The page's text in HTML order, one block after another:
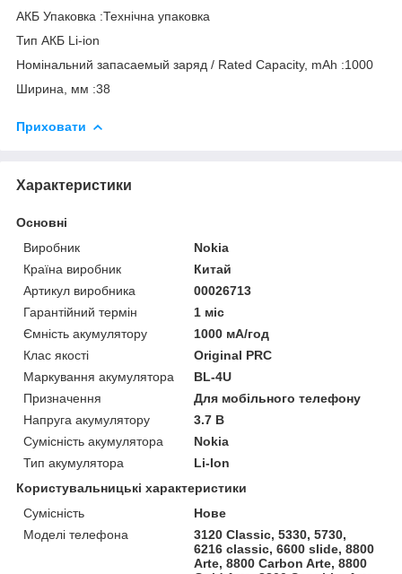
АКБ Упаковка :Технічна упаковка
Тип АКБ Li-ion
Номінальний запасаемый заряд / Rated Capacity, mAh :1000
Ширина, мм :38
Приховати
Характеристики
Основні
Виробник
Nokia
Країна виробник
Китай
Артикул виробника
00026713
Гарантійний термін
1 міс
Ємність акумулятору
1000 мА/год
Клас якості
Original PRC
Маркування акумулятора
BL-4U
Призначення
Для мобільного телефону
Напруга акумулятору
3.7 В
Сумісність акумулятора
Nokia
Тип акумулятора
Li-Ion
Користувальницькі характеристики
Сумісність
Нове
Моделі телефона
3120 Classic, 5330, 5730,
6216 classic, 6600 slide, 8800
Arte, 8800 Carbon Arte, 8800